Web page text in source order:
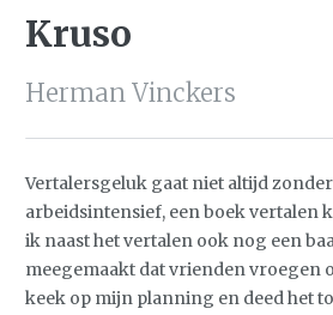
Kruso
Herman Vinckers
Vertalersgeluk gaat niet altijd
arbeidsintensief, een boek vertalen
ik naast het vertalen ook nog een
meegemaakt dat vrienden vroegen
keek op mijn planning en deed het